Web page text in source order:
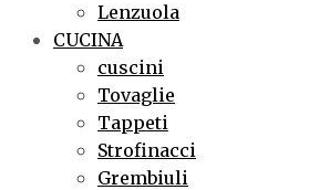
Lenzuola
CUCINA
cuscini
Tovaglie
Tappeti
Strofinacci
Grembiuli